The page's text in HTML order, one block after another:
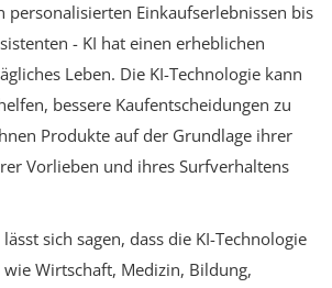
personalisierten Einkaufserlebnissen bis
- KI hat einen erheblichen
Leben. Die KI-Technologie kann
bessere Kaufentscheidungen zu
Produkte auf der Grundlage ihrer
Vorlieben und ihres Surfverhaltens
sich sagen, dass die KI-Technologie
Wirtschaft, Medizin, Bildung,